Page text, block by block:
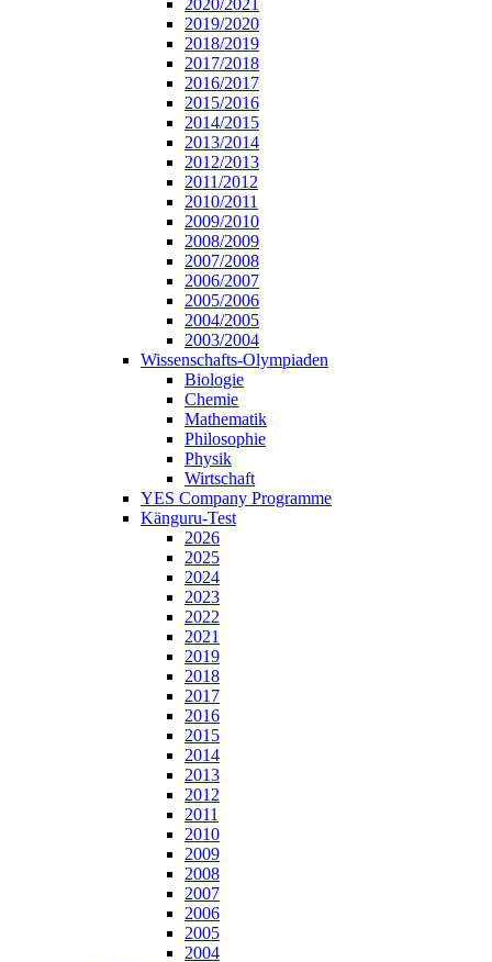
2020/2021
2019/2020
2018/2019
2017/2018
2016/2017
2015/2016
2014/2015
2013/2014
2012/2013
2011/2012
2010/2011
2009/2010
2008/2009
2007/2008
2006/2007
2005/2006
2004/2005
2003/2004
Wissenschafts-Olympiaden
Biologie
Chemie
Mathematik
Philosophie
Physik
Wirtschaft
YES Company Programme
Känguru-Test
2026
2025
2024
2023
2022
2021
2019
2018
2017
2016
2015
2014
2013
2012
2011
2010
2009
2008
2007
2006
2005
2004